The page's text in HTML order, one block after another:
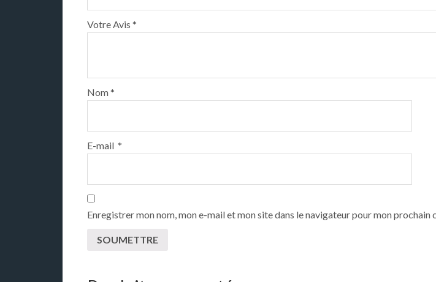
Votre Avis *
Nom*
E-mail *
Enregistrer mon nom, mon e-mail et mon site dans le navigateur pour mon prochain